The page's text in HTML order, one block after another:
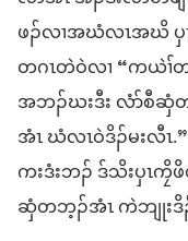
ဖၣ်​လၢ​အ​ဃံလၤ​အဃိ ပှ
တဂၤ​တဲဝဲ​လၢ “ကယဲၢ်​
အ​ဘၣ်ဃး​ဒီး လံာ်စီ
အံၤ ဃံလၤ​ဝဲ​ဒိၣ်မး​လီၤ
ကးဒံးဘၣ် ဒ်သိး​ပှၤ​ကၠိ
ဆှံ​တဘ့ၣ်​အံၤ ကဲဘျုး​ဒိ